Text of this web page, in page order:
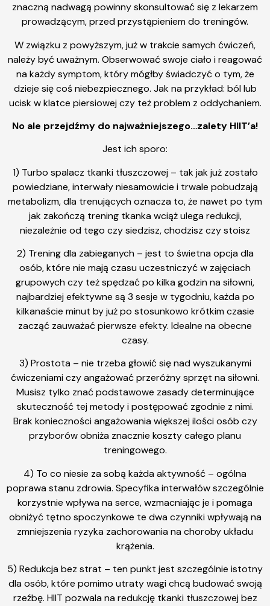
znaczną nadwagą powinny skonsultować się z lekarzem
prowadzącym, przed przystąpieniem do treningów.
W związku z powyższym, już w trakcie samych ćwiczeń,
należy być uważnym. Obserwować swoje ciało i reagować
na każdy symptom, który mógłby świadczyć o tym, że
dzieje się coś niebezpiecznego. Jak na przykład: ból lub
ucisk w klatce piersiowej czy też problem z oddychaniem.
No ale przejdźmy do najważniejszego…zalety HIIT’a!
Jest ich sporo:
1) Turbo spalacz tkanki tłuszczowej – tak jak już zostało
powiedziane, interwały niesamowicie i trwale pobudzają
metabolizm, dla trenujących oznacza to, że nawet po tym
jak zakończą trening tkanka wciąż ulega redukcji,
niezależnie od tego czy siedzisz, chodzisz czy stoisz
2) Trening dla zabieganych – jest to świetna opcja dla
osób, które nie mają czasu uczestniczyć w zajęciach
grupowych czy też spędzać po kilka godzin na siłowni,
najbardziej efektywne są 3 sesje w tygodniu, każda po
kilkanaście minut by już po stosunkowo krótkim czasie
zacząć zauważać pierwsze efekty. Idealne na obecne
czasy.
3) Prostota – nie trzeba głowić się nad wyszukanymi
ćwiczeniami czy angażować przeróżny sprzęt na siłowni.
Musisz tylko znać podstawowe zasady determinujące
skuteczność tej metody i postępować zgodnie z nimi.
Brak konieczności angażowania większej ilości osób czy
przyborów obniża znacznie koszty całego planu
treningowego.
4) To co niesie za sobą każda aktywność – ogólna
poprawa stanu zdrowia. Specyfika interwałów szczególnie
korzystnie wpływa na serce, wzmacniając je i pomaga
obniżyć tętno spoczynkowe te dwa czynniki wpływają na
zmniejszenia ryzyka zachorowania na choroby układu
krążenia.
5) Redukcja bez strat – ten punkt jest szczególnie istotny
dla osób, które pomimo utraty wagi chcą budować swoją
rzeźbę. HIIT pozwala na redukcję tkanki tłuszczowej bez